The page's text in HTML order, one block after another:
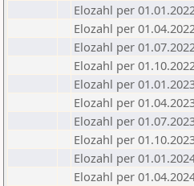
Elozahl per
Elozahl per
Elozahl per
Elozahl per
Elozahl per
Elozahl per
Elozahl per
Elozahl per
Elozahl per
Elozahl per